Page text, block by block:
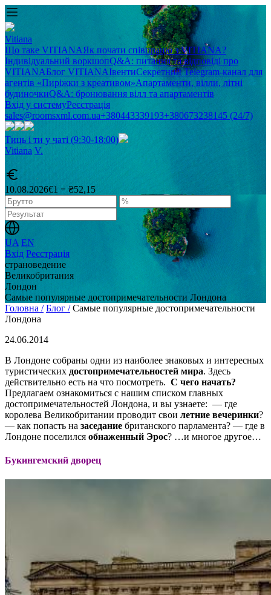
Vitiana
Що таке VITIANAЯк почати співпрацю з VITIANA?
Індивідуальний воркшопQ&A: питання та відповіді про
VITIANAБлог VITIANAІвентиСекретний Telegram-канал для
агентів «Пиріжки з креативом»Апартаменти, вілли, літні
будиночкиQ&A: бронювання вілл та апартаментів
Вхід у системуРеєстрація
sales@roomsxml.com.ua+380443339193+380673238145 (24/7)
Тиць і ти у чаті (9:30-18:00)
Vitiana V.
10.08.2026€1 = ₴52,15
UA EN
Вхід Реєстрація
cтрановедение
Великобритания
Лондон
Самые популярные достопримечательности Лондона
Головна / Блог / Самые популярные достопримечательности
Лондона
24.06.2014
В Лондоне собраны одни из наиболее знаковых и интересных
туристических достопримечательностей мира. Здесь
действительно есть на что посмотреть. С чего начать?
Предлагаем ознакомиться с нашим списком главных
достопримечательностей Лондона, и вы узнаете: — где
королева Великобритании проводит свои летние вечеринки?
— как попасть на заседание британского парламента? — где в
Лондоне поселился обнаженный Эрос? …и многое другое…
Букингемский дворец